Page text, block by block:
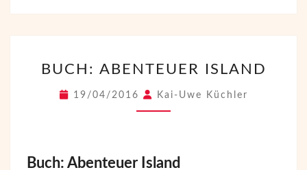
ABENTEUER
ISLAND
BUCH: ABENTEUER ISLAND
19/04/2016 Kai-Uwe Küchler
Buch: Abenteuer Island